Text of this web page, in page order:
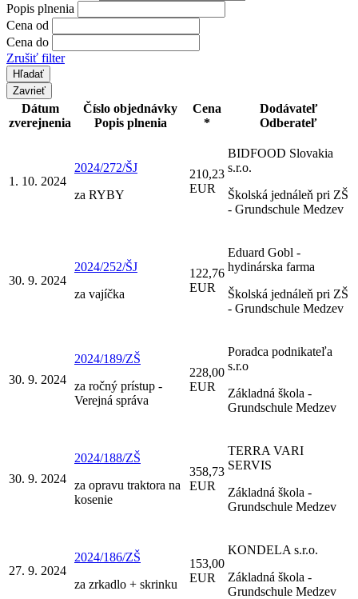
Popis plnenia
Cena od
Cena do
Zrušiť filter
Zavrieť
Dátum
zverejnenia
Číslo objednávky
Popis plnenia
Cena
*
Dodávateľ
Odberateľ
1. 10. 2024
2024/272/ŠJ
za RYBY
210,23
EUR
BIDFOOD Slovakia
s.r.o.
Školská jednáleň pri ZŠ
- Grundschule Medzev
30. 9. 2024
2024/252/ŠJ
za vajíčka
122,76
EUR
Eduard Gobl -
hydinárska farma
Školská jednáleň pri ZŠ
- Grundschule Medzev
30. 9. 2024
2024/189/ZŠ
za ročný prístup -
Verejná správa
228,00
EUR
Poradca podnikateľa
s.r.o
Základná škola -
Grundschule Medzev
30. 9. 2024
2024/188/ZŠ
za opravu traktora na
kosenie
358,73
EUR
TERRA VARI
SERVIS
Základná škola -
Grundschule Medzev
27. 9. 2024
2024/186/ZŠ
za zrkadlo + skrinku
153,00
EUR
KONDELA s.r.o.
Základná škola -
Grundschule Medzev